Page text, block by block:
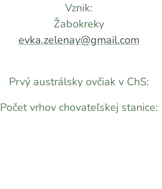
Vznik:
Žabokreky
evka.zelenay@gmail.com
Prvý austrálsky ovčiak v ChS:
Počet vrhov chovateľskej stanice: